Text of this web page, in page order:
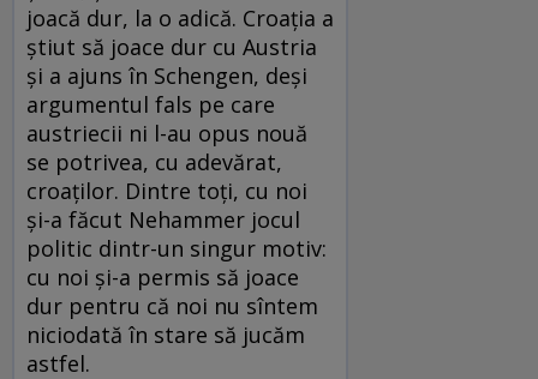
joacă dur, la o adică. Croația a
știut să joace dur cu Austria
și a ajuns în Schengen, deși
argumentul fals pe care
austriecii ni l-au opus nouă
se potrivea, cu adevărat,
croaților. Dintre toți, cu noi
și-a făcut Nehammer jocul
politic dintr-un singur motiv:
cu noi și-a permis să joace
dur pentru că noi nu sîntem
niciodată în stare să jucăm
astfel.